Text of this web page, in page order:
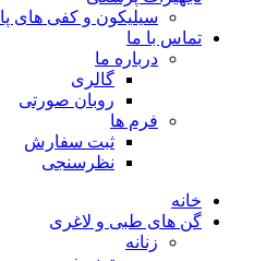
سیلیکون و کفی های پا
تماس با ما
درباره ما
گالری
روبان صورتی
فرم ها
ثبت سفارش
نظرسنجی
خانه
گن های طبی و لاغری
زنانه